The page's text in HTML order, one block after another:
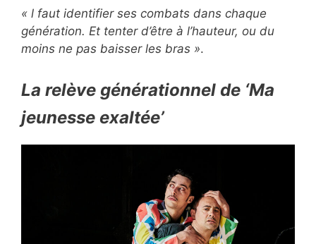
« l faut identifier ses combats dans chaque
génération. Et tenter d’être à l’hauteur, ou du
moins ne pas baisser les bras ».
La relève générationnel de ‘Ma
jeunesse exaltée’